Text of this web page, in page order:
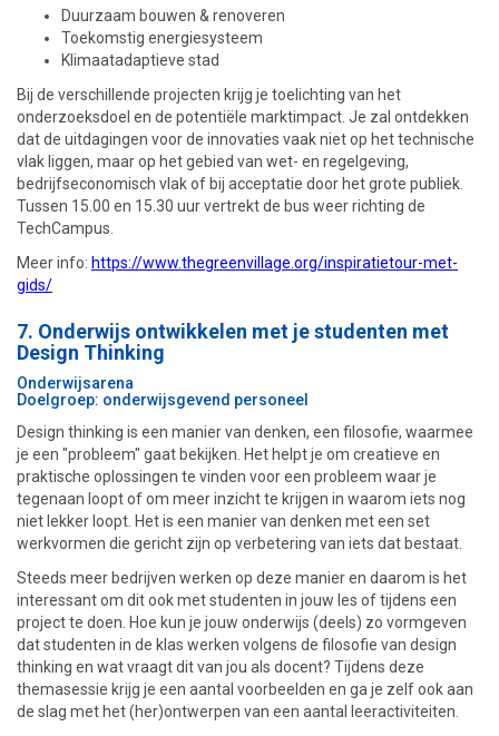
Duurzaam bouwen & renoveren
Toekomstig energiesysteem
Klimaatadaptieve stad
Bij de verschillende projecten krijg je toelichting van het
onderzoeksdoel en de potentiële marktimpact. Je zal ontdekken
dat de uitdagingen voor de innovaties vaak niet op het technische
vlak liggen, maar op het gebied van wet- en regelgeving,
bedrijfseconomisch vlak of bij acceptatie door het grote publiek.
Tussen 15.00 en 15.30 uur vertrekt de bus weer richting de
TechCampus.
Meer info: https://www.thegreenvillage.org/inspiratietour-met-
gids/
7. Onderwijs ontwikkelen met je studenten met
Design Thinking
Onderwijsarena
Doelgroep: onderwijsgevend personeel
Design thinking is een manier van denken, een filosofie, waarmee
je een "probleem" gaat bekijken. Het helpt je om creatieve en
praktische oplossingen te vinden voor een probleem waar je
tegenaan loopt of om meer inzicht te krijgen in waarom iets nog
niet lekker loopt. Het is een manier van denken met een set
werkvormen die gericht zijn op verbetering van iets dat bestaat.
Steeds meer bedrijven werken op deze manier en daarom is het
interessant om dit ook met studenten in jouw les of tijdens een
project te doen. Hoe kun je jouw onderwijs (deels) zo vormgeven
dat studenten in de klas werken volgens de filosofie van design
thinking en wat vraagt dit van jou als docent? Tijdens deze
themasessie krijg je een aantal voorbeelden en ga je zelf ook aan
de slag met het (her)ontwerpen van een aantal leeractiviteiten.